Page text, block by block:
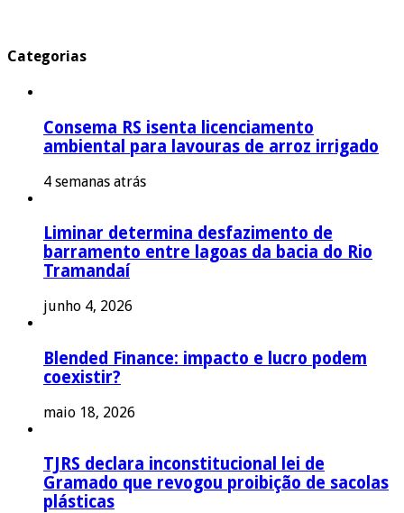
Categorias
Consema RS isenta licenciamento
ambiental para lavouras de arroz irrigado
4 semanas atrás
Liminar determina desfazimento de
barramento entre lagoas da bacia do Rio
Tramandaí
junho 4, 2026
Blended Finance: impacto e lucro podem
coexistir?
maio 18, 2026
TJRS declara inconstitucional lei de
Gramado que revogou proibição de sacolas
plásticas